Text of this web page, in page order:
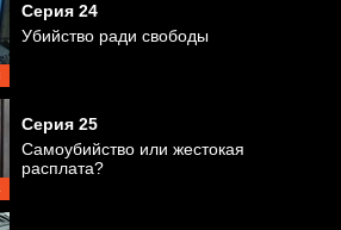
Серия 24
Убийство ради свободы
Серия 25
Самоубийство или жестокая
расплата?